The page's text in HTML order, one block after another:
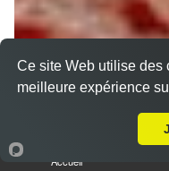
Accueil
Ce site Web utilise des
meilleure expérience